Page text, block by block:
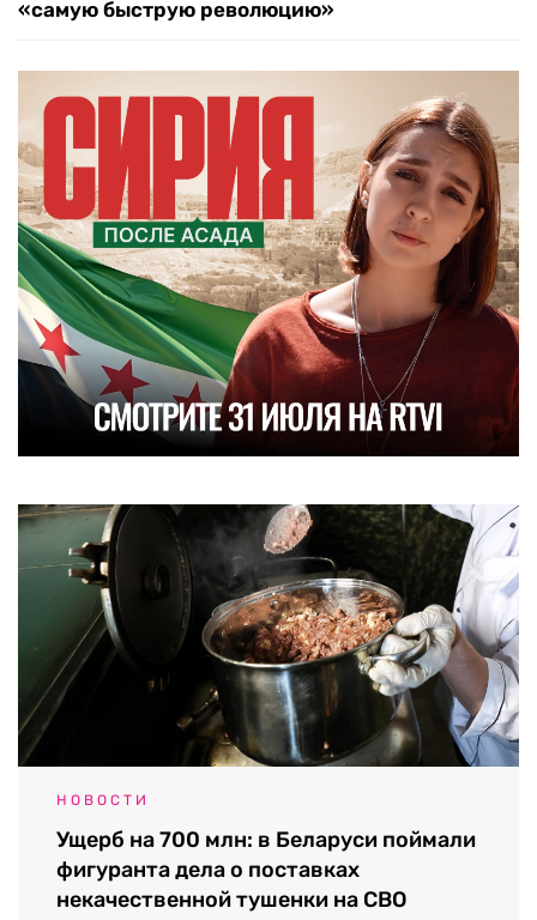
«самую быструю революцию»
НОВОСТИ
Ущерб на 700 млн: в Беларуси поймали
фигуранта дела о поставках
некачественной тушенки на СВО